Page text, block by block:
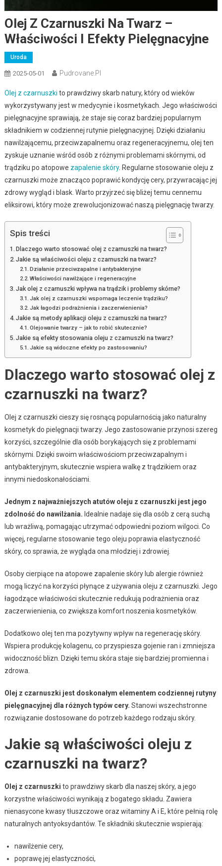
Olej Z Czarnuszki Na Twarz –
Właściwości I Efekty Pielęgnacyjne
Uroda
2025-05-01 Pudrovane.pl
Olej z czarnuszki to prawdziwy skarb natury, który od wieków
wykorzystywany jest w medycynie i kosmetykach. Jego właściwości
pielęgnacyjne sprawiają, że staje się coraz bardziej popularnym
składnikiem w codziennej rutynie pielęgnacyjnej. Dzięki działaniu
nawilżającemu, przeciwzapalnemu oraz regeneracyjnemu, olej ten
zyskuje uznanie wśród osób z różnymi problemami skórnymi, od
trądziku po atopowe zapalenie skóry. Regularne stosowanie oleju z
czarnuszki może znacząco poprawić kondycję cery, przywracając jej
zdrowy wygląd i blask. Warto przyjrzeć się bliżej temu cennemu
eliksirowi, który może zrewolucjonizować naszą pielęgnację twarzy.
Spis treści
Dlaczego warto stosować olej z czarnuszki na twarz?
Jakie są właściwości oleju z czarnuszki na twarz?
Działanie przeciwzapalne i antybakteryjne
Właściwości nawilżające i regeneracyjne
Jak olej z czarnuszki wpływa na trądzik i problemy skórne?
Jak olej z czarnuszki wspomaga leczenie trądziku?
Jak łagodzi podrażnienia i zaczerwienienia?
Jakie są metody aplikacji oleju z czarnuszki na twarz?
Olejowanie twarzy – jak to robić skutecznie?
Jakie są efekty stosowania oleju z czarnuszki na twarz?
Jakie są widoczne efekty po zastosowaniu?
Dlaczego warto stosować olej z
czarnuszki na twarz?
Olej z czarnuszki cieszy się rosnącą popularnością jako naturalny
kosmetyk do pielęgnacji twarzy. Jego zastosowanie przynosi szereg
korzyści, szczególnie dla osób borykających się z problemami
skórnymi. Dzięki swoim właściwościom przeciwzapalnym i
antybakteryjnym, skutecznie wspiera walkę z trądzikiem oraz
innymi niedoskonałościami.
Jednym z najważniejszych atutów oleju z czarnuszki jest jego
zdolność do nawilżania. Idealnie nadaje się dla osób z cerą suchą
lub wrażliwą, pomagając utrzymać odpowiedni poziom wilgoci. Co
więcej, regularne stosowanie tego oleju poprawia elastyczność
skóry, co sprawia, że wygląda ona młodziej i zdrowiej.
Osoby cierpiące na atopowe zapalenie skóry lub alergie również
mogą liczyć na korzyści płynące z używania oleju z czarnuszki. Jego
łagodzące właściwości skutecznie redukują podrażnienia oraz
zaczerwienienia, co zwiększa komfort noszenia kosmetyków.
Dodatkowo olej ten ma pozytywny wpływ na regenerację skóry.
Wspiera produkcję kolagenu, co przyspiesza gojenie ran i zmniejsza
widoczność blizn. Dzięki temu skóra staje się bardziej promienna i
zdrowa.
Olej z czarnuszki jest doskonałym elementem codziennej rutyny
pielęgnacyjnej dla różnych typów cery. Stanowi wszechstronne
rozwiązanie dostosowane do potrzeb każdego rodzaju skóry.
Jakie są właściwości oleju z
czarnuszki na twarz?
Olej z czarnuszki to prawdziwy skarb dla naszej skóry, a jego
korzystne właściwości wynikają z bogatego składu. Zawiera
nienasycone kwasy tłuszczowe oraz witaminy A i E, które pełnią rolę
naturalnych antyoksydantów. Te składniki skutecznie wspierają:
nawilżenie cery,
poprawę jej elastyczności,